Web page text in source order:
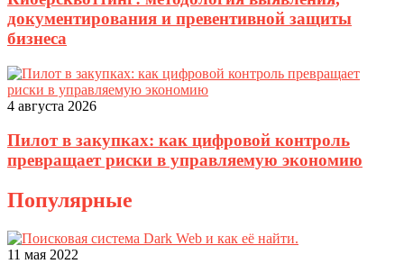
документирования и превентивной защиты
бизнеса
4 августа 2026
Пилот в закупках: как цифровой контроль
превращает риски в управляемую экономию
Популярные
11 мая 2022